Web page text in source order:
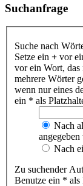
Suchanfrage
Suche nach
Setze ein + vor
vor ein Wort,
mehrere Wörter
wenn nur eines
ein * als
Nach
Nach
Zu suchender
Benutze ein * als